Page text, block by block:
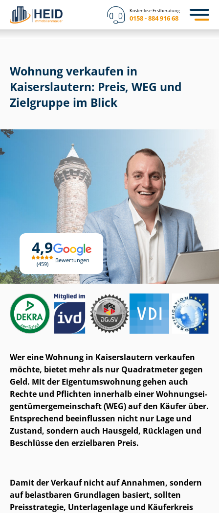
Kostenlose Erstberatung
0158 - 884 916 68
4,9
459
Bewertungen
Wohnung verkaufen in
Kaiserslautern: Preis, WEG und
Zielgruppe im Blick
Wer eine Wohnung in Kaiserslautern verkaufen
möchte, bietet mehr als nur Quadratmeter gegen
Geld. Mit der Ei­gen­tums­woh­nung gehen auch
Rechte und Pflichten innerhalb einer Woh­nungs­ei­
gen­tü­mer­ge­mein­schaft (WEG) auf den Käufer über.
Entsprechend beeinflussen nicht nur Lage und
Zustand, sondern auch Hausgeld, Rücklagen und
Beschlüsse den erzielbaren Preis.
Damit der Verkauf nicht auf Annahmen, sondern
auf belastbaren Grundlagen basiert, sollten
Preisstrategie, Unterlagenlage und Käuferkreis